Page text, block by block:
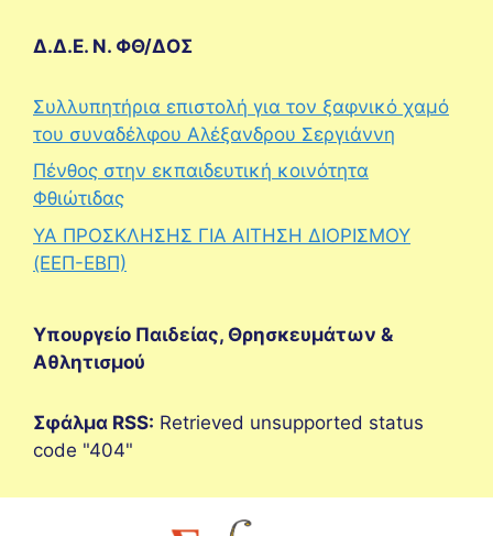
Δ.Δ.Ε. Ν. ΦΘ/ΔΟΣ
Συλλυπητήρια επιστολή για τον ξαφνικό χαμό
του συναδέλφου Αλέξανδρου Σεργιάννη
Πένθος στην εκπαιδευτική κοινότητα
Φθιώτιδας
ΥΑ ΠΡΟΣΚΛΗΣΗΣ ΓΙΑ ΑΙΤΗΣΗ ΔΙΟΡΙΣΜΟΥ
(ΕΕΠ-ΕΒΠ)
Υπουργείο Παιδείας, Θρησκευμάτων &
Αθλητισμού
Σφάλμα RSS: Retrieved unsupported status
code "404"